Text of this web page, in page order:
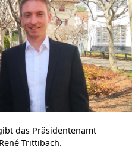
das Präsidentenamt
Trittibach.